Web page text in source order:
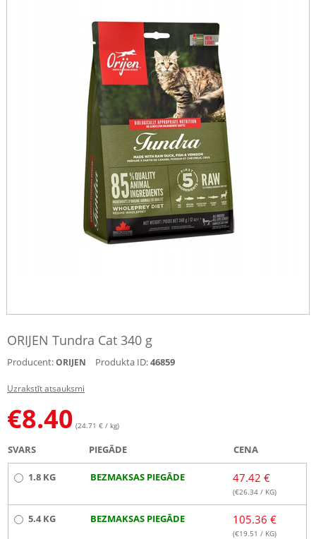
ORIJEN Tundra Cat 340 g
Producent:ORIJEN Produkta ID:46859
Uzrakstīt atsauksmi
€8.40 (24.71 € / kg)
SVARS PIEGĀDE CENA
1.8 KG BEZMAKSAS PIEGĀDE 47.42 €
(€26.34 / KG)
5.4 KG BEZMAKSAS PIEGĀDE 105.36 €
(€19.51 / KG)